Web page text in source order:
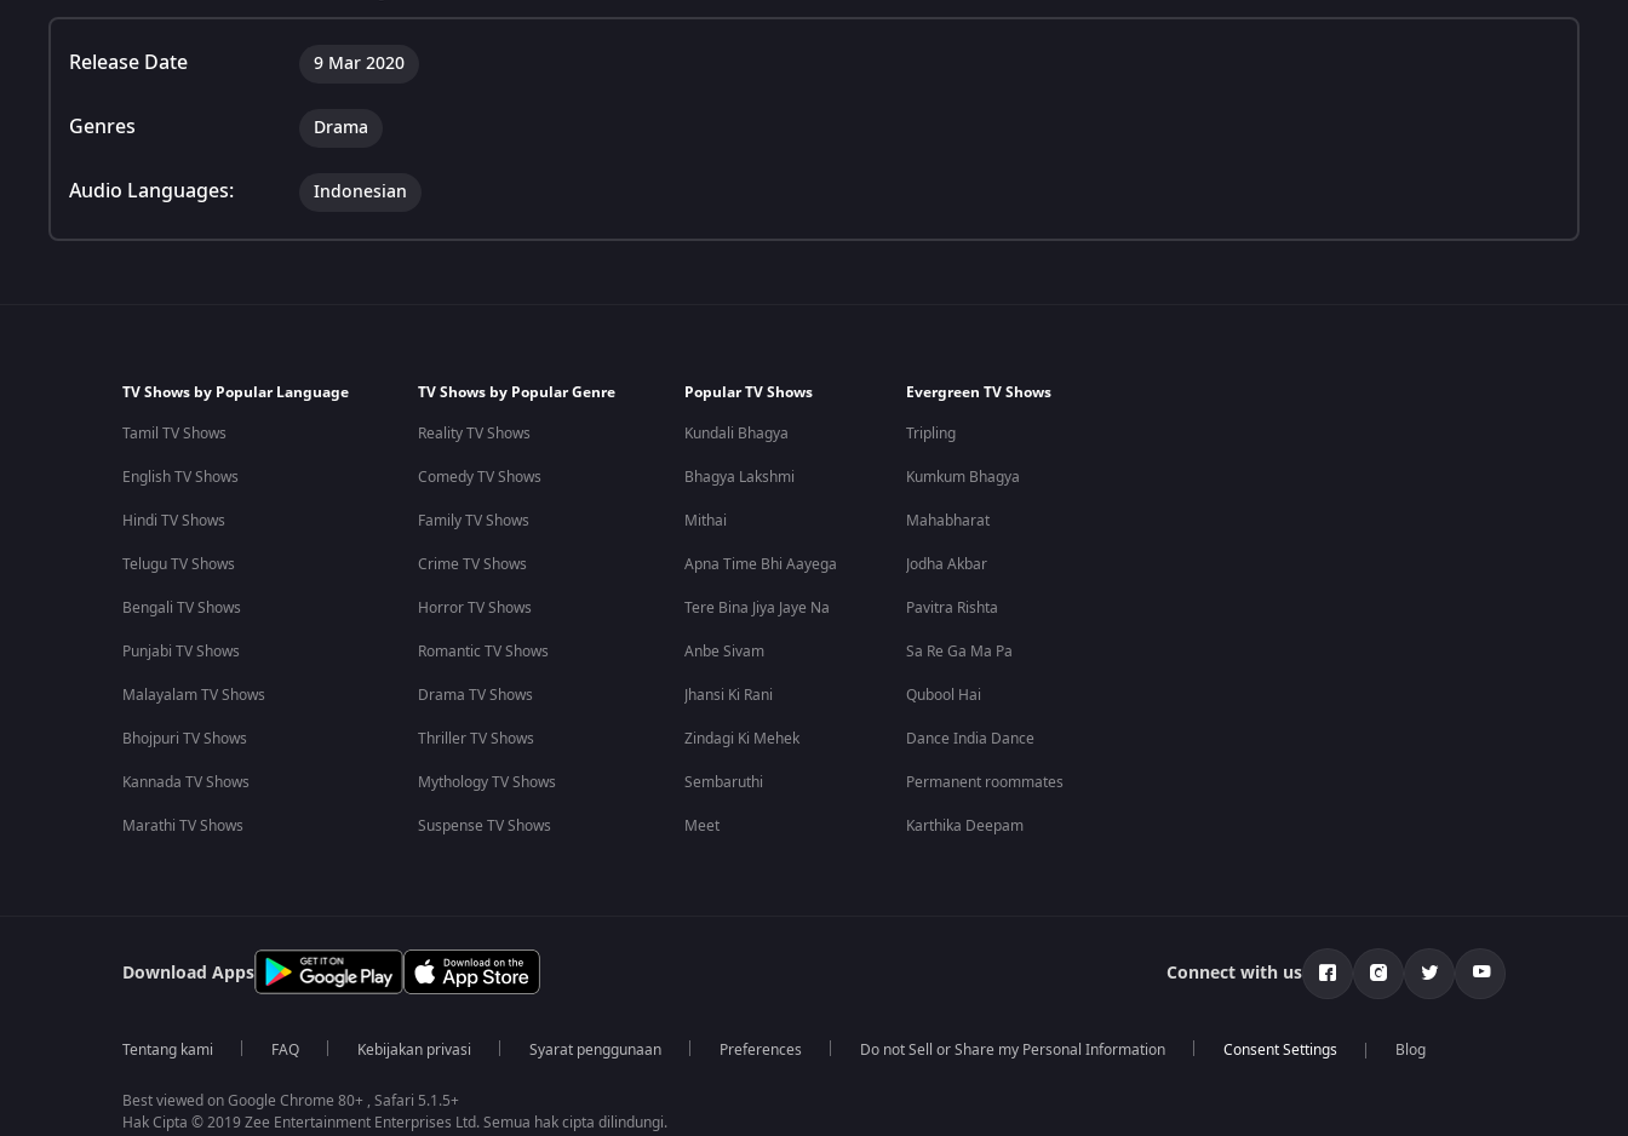
Release Date 9 Mar 2020
Genres Drama
Audio Languages: Indonesian
TV Shows by Popular Language
Tamil TV Shows
English TV Shows
Hindi TV Shows
Telugu TV Shows
Bengali TV Shows
Punjabi TV Shows
Malayalam TV Shows
Bhojpuri TV Shows
Kannada TV Shows
Marathi TV Shows
TV Shows by Popular Genre
Reality TV Shows
Comedy TV Shows
Family TV Shows
Crime TV Shows
Horror TV Shows
Romantic TV Shows
Drama TV Shows
Thriller TV Shows
Mythology TV Shows
Suspense TV Shows
Popular TV Shows
Kundali Bhagya
Bhagya Lakshmi
Mithai
Apna Time Bhi Aayega
Tere Bina Jiya Jaye Na
Anbe Sivam
Jhansi Ki Rani
Zindagi Ki Mehek
Sembaruthi
Meet
Evergreen TV Shows
Tripling
Kumkum Bhagya
Mahabharat
Jodha Akbar
Pavitra Rishta
Sa Re Ga Ma Pa
Qubool Hai
Dance India Dance
Permanent roommates
Karthika Deepam
Download Apps Connect with us
Tentang kami FAQ Kebijakan privasi Syarat penggunaan Preferences Do not Sell or Share my Personal Information Blog
Best viewed on Google Chrome 80+ , Safari 5.1.5+
Hak Cipta © 2019 Zee Entertainment Enterprises Ltd. Semua hak cipta dilindungi.